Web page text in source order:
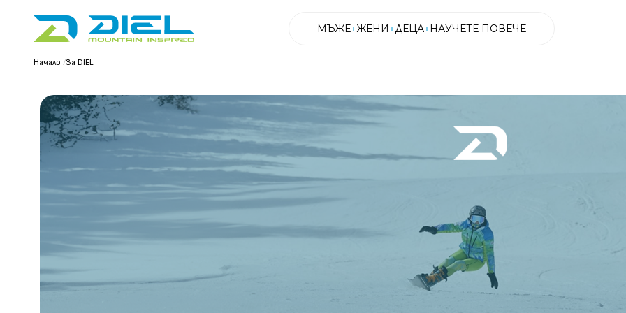
МЪЖЕ
МЪЖЕ
ЖЕНИ
ЖЕНИ
ДЕЦА
ДЕЦА
НАУЧЕТЕ ПОВЕЧЕ
НАУЧЕТЕ ПОВЕЧЕ
Начало /За DIEL